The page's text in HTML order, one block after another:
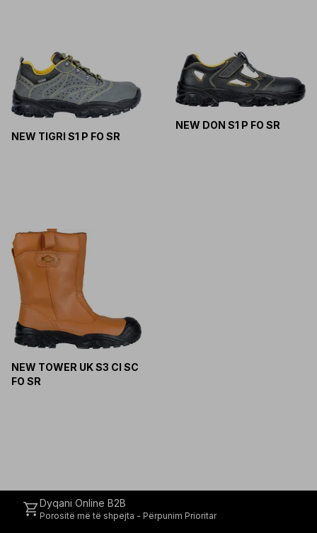
NEW TIGRI S1 P FO SR
NEW DON S1 P FO SR
NEW TOWER UK S3 CI SC
FO SR
shopping_cartDyqani Online B2B
Porositë më të shpejta - Përpunim Prioritar